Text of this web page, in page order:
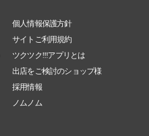
個人情報保護方針
サイトご利用規約
ツクツク!!!アプリとは
出店をご検討のショップ様
採用情報
ノムノム